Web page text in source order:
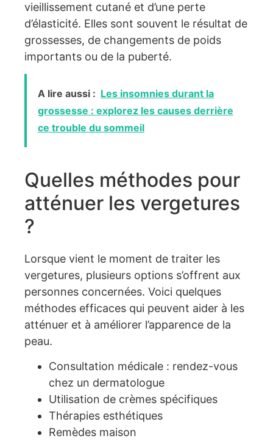
vieillissement cutané et d’une perte
d’élasticité. Elles sont souvent le résultat de
grossesses, de changements de poids
importants ou de la puberté.
A lire aussi : Les insomnies durant la
grossesse : explorez les causes derrière
ce trouble du sommeil
Quelles méthodes pour
atténuer les vergetures
?
Lorsque vient le moment de traiter les
vergetures, plusieurs options s’offrent aux
personnes concernées. Voici quelques
méthodes efficaces qui peuvent aider à les
atténuer et à améliorer l’apparence de la
peau.
Consultation médicale : rendez-vous
chez un dermatologue
Utilisation de crèmes spécifiques
Thérapies esthétiques
Remèdes maison